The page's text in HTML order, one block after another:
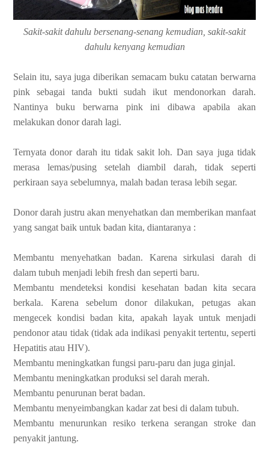
Sakit-sakit dahulu bersenang-senang kemudian, sakit-sakit
dahulu kenyang kemudian
Selain itu, saya juga diberikan semacam buku catatan berwarna
pink sebagai tanda bukti sudah ikut mendonorkan darah.
Nantinya buku berwarna pink ini dibawa apabila akan
melakukan donor darah lagi.
Ternyata donor darah itu tidak sakit loh. Dan saya juga tidak
merasa lemas/pusing setelah diambil darah, tidak seperti
perkiraan saya sebelumnya, malah badan terasa lebih segar.
Donor darah justru akan menyehatkan dan memberikan manfaat
yang sangat baik untuk badan kita, diantaranya :
Membantu menyehatkan badan. Karena sirkulasi darah di
dalam tubuh menjadi lebih fresh dan seperti baru.
Membantu mendeteksi kondisi kesehatan badan kita secara
berkala. Karena sebelum donor dilakukan, petugas akan
mengecek kondisi badan kita, apakah layak untuk menjadi
pendonor atau tidak (tidak ada indikasi penyakit tertentu, seperti
Hepatitis atau HIV).
Membantu meningkatkan fungsi paru-paru dan juga ginjal.
Membantu meningkatkan produksi sel darah merah.
Membantu penurunan berat badan.
Membantu menyeimbangkan kadar zat besi di dalam tubuh.
Membantu menurunkan resiko terkena serangan stroke dan
penyakit jantung.